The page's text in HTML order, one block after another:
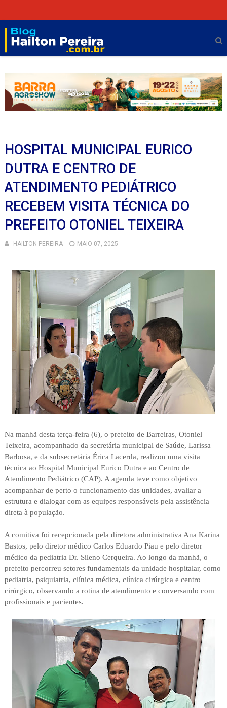
HOSPITAL MUNICIPAL EURICO
DUTRA E CENTRO DE
ATENDIMENTO PEDIÁTRICO
RECEBEM VISITA TÉCNICA DO
PREFEITO OTONIEL TEIXEIRA
HAILTON PEREIRA MAIO 07, 2025
Na manhã desta terça-feira (6), o prefeito de Barreiras, Otoniel
Teixeira, acompanhado da secretária municipal de Saúde, Larissa
Barbosa, e da subsecretária Érica Lacerda, realizou uma visita
técnica ao Hospital Municipal Eurico Dutra e ao Centro de
Atendimento Pediátrico (CAP). A agenda teve como objetivo
acompanhar de perto o funcionamento das unidades, avaliar a
estrutura e dialogar com as equipes responsáveis pela assistência
direta à população.
A comitiva foi recepcionada pela diretora administrativa Ana Karina
Bastos, pelo diretor médico Carlos Eduardo Piau e pelo diretor
médico da pediatria Dr. Sileno Cerqueira. Ao longo da manhã, o
prefeito percorreu setores fundamentais da unidade hospitalar, como
pediatria, psiquiatria, clínica médica, clínica cirúrgica e centro
cirúrgico, observando a rotina de atendimento e conversando com
profissionais e pacientes.